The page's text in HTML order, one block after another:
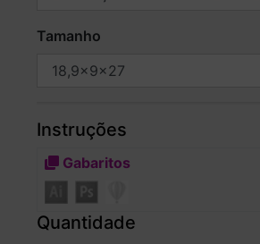
Tamanho
Instruções
Gabaritos
Quantidade